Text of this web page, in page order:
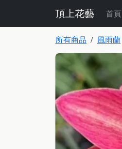
頂上花藝 首頁
所有商品 風雨蘭